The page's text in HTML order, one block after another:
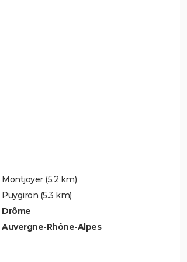
Montjoyer (5.2 km)
Puygiron (5.3 km)
Drôme
Auvergne-Rhône-Alpes